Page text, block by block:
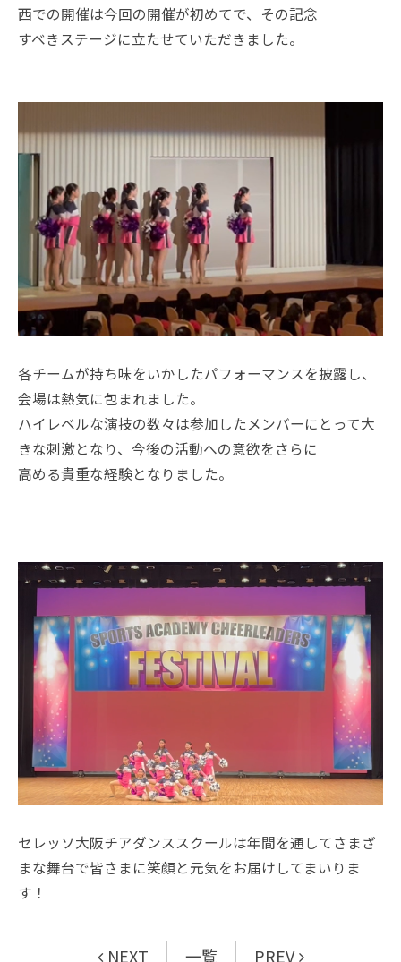
西での開催は今回の開催が初めてで、その記念
すべきステージに立たせていただきました。
各チームが持ち味をいかしたパフォーマンスを披露し、
会場は熱気に包まれました。
ハイレベルな演技の数々は参加したメンバーにとって大
きな刺激となり、今後の活動への意欲をさらに
高める貴重な経験となりました。
セレッソ大阪チアダンススクールは年間を通してさまざ
まな舞台で皆さまに笑顔と元気をお届けしてまいりま
す！
NEXT 一覧 PREV